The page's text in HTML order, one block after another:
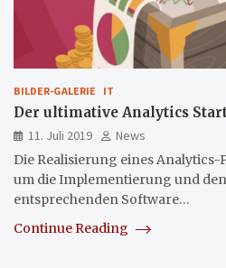
BILDER-GALERIE IT
Der ultimative Analytics
11. Juli 2019
News
Die Realisierung eines Analytics-
um die Implementierung und
entsprechenden Software…
Continue Reading